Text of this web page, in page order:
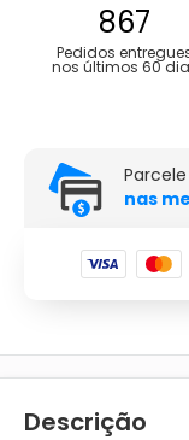
867
Pedidos
nos últimos 60
nas
Descrição